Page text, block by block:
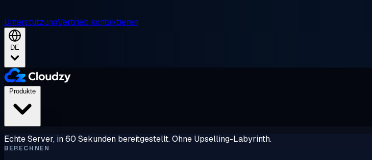
UnterstützungVertrieb kontaktieren
DE
Echte Server, in 60 Sekunden bereitgestellt. Ohne Upselling-Labyrinth.
BERECHNEN